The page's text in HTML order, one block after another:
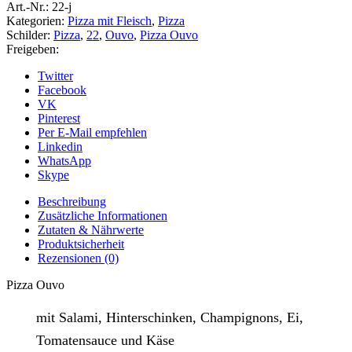
Art.-Nr.: 22-j
Kategorien: Pizza mit Fleisch, Pizza
Schilder: Pizza, 22, Ouvo, Pizza Ouvo
Freigeben:
Twitter
Facebook
VK
Pinterest
Per E-Mail empfehlen
Linkedin
WhatsApp
Skype
Beschreibung
Zusätzliche Informationen
Zutaten & Nährwerte
Produktsicherheit
Rezensionen (0)
Pizza Ouvo
mit Salami, Hinterschinken, Champignons, Ei,
Tomatensauce und Käse